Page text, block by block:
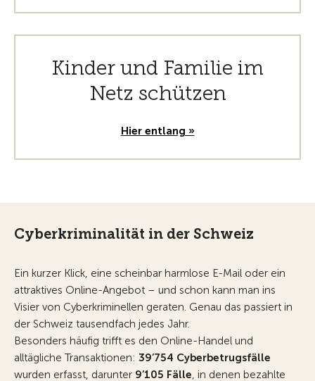
Kinder und Familie im
Netz schützen
Hier entlang »
Cyberkriminalität in der Schweiz
Ein kurzer Klick, eine scheinbar harmlose E-Mail oder ein
attraktives Online-Angebot – und schon kann man ins
Visier von Cyberkriminellen geraten. Genau das passiert in
der Schweiz tausendfach jedes Jahr.
Besonders häufig trifft es den Online-Handel und
alltägliche Transaktionen: 39’754 Cyberbetrugsfälle
wurden erfasst, darunter 9’105 Fälle, in denen bezahlte